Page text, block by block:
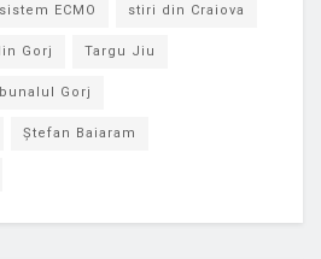
sistem ECMO stiri din Craiova
Gorj Targu Jiu
Gorj
Ștefan Baiaram